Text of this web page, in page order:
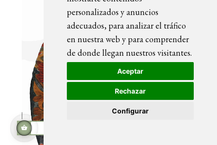
personalizados y anuncios
adecuados, para analizar el tráfico
en nuestra web y para comprender
de donde llegan nuestros visitantes.
Aceptar
Rechazar
Configurar